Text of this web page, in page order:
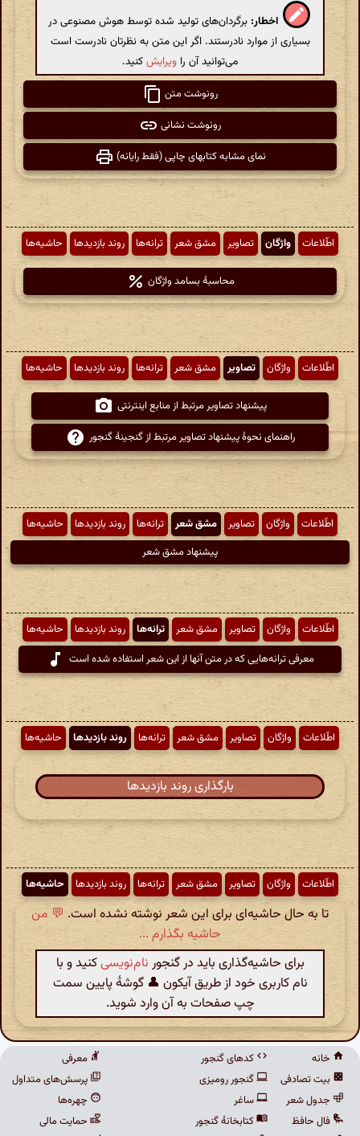
اخطار: برگردان‌های تولید شده توسط هوش مصنوعی در
بسیاری از موارد نادرستند. اگر این متن به نظرتان نادرست است
می‌توانید آن را ویرایشکنید.
رونوشت متن
رونوشت نشانی
نمای مشابه کتابهای چاپی (فقط رایانه)
اطّلاعات واژگان تصاویر مشق شعر ترانه‌ها روند بازدیدها حاشیه‌ها
محاسبهٔ بسامد واژگان
اطّلاعات واژگان تصاویر مشق شعر ترانه‌ها روند بازدیدها حاشیه‌ها
پیشنهاد تصاویر مرتبط از منابع اینترنتی
راهنمای نحوهٔ پیشنهاد تصاویر مرتبط از گنجینهٔ گنجور
اطّلاعات واژگان تصاویر مشق شعر ترانه‌ها روند بازدیدها
حاشیه‌ها
پیشنهاد مشق شعر
اطّلاعات واژگان تصاویر مشق شعر ترانه‌ها روند بازدیدها
حاشیه‌ها
معرفی ترانه‌هایی که در متن آنها از این شعر استفاده شده است
اطّلاعات واژگان تصاویر مشق شعر ترانه‌ها روند بازدیدها حاشیه‌ها
بارگذاری روند بازدیدها
اطّلاعات واژگان تصاویر مشق شعر ترانه‌ها روند بازدیدها حاشیه‌ها
تا به حال حاشیه‌ای برای این شعر نوشته نشده است. 💬 من
حاشیه بگذارم ...
برای حاشیه‌گذاری باید در گنجور نام‌نویسیکنید و با
نام کاربری خود از طریق آیکون 👤 گوشهٔ پایین سمت
چپ صفحات به آن وارد شوید.
خانه
بیت تصادفی
جدول شعر
فال حافظ
کدهای گنجور
گنجور رومیزی
ساغر
کتابخانهٔ گنجور
معرفی
پرسش‌های متداول
چهره‌ها
حمایت مالی